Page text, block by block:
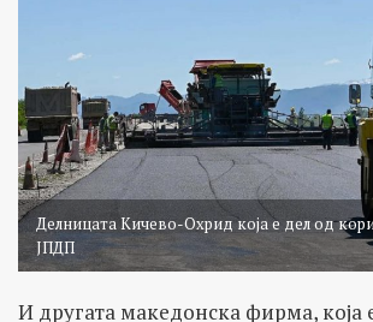
Делницата Кичево-Охрид која е дел од
ЈПДП
И другата македонска фирма, која